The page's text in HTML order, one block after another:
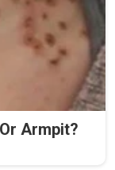
Armpit?